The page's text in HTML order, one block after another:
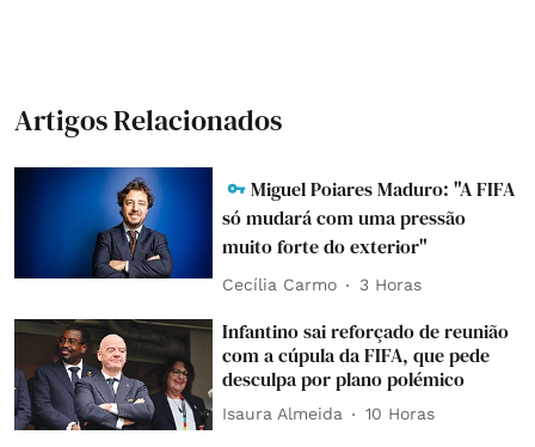
Artigos Relacionados
Miguel Poiares Maduro: "A FIFA
só mudará com uma pressão
muito forte do exterior"
Cecília Carmo 3 Horas
Infantino sai reforçado de reunião
com a cúpula da FIFA, que pede
desculpa por plano polémico
Isaura Almeida 10 Horas